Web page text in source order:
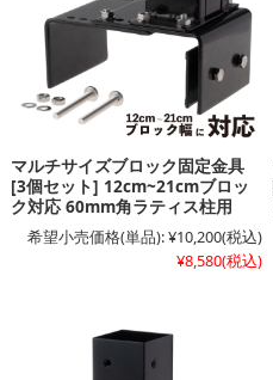
マルチサイズブロック固定金具
[3個セット] 12cm~21cmブロッ
ク対応 60mm角ラティス柱用
希望小売価格(単品):¥10,200(税込)
¥8,580(税込)